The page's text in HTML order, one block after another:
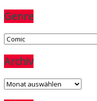
Genre
Genre
Archiv
Archiv